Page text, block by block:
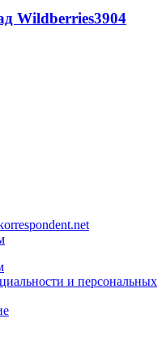
Wildberries3904
и персональных